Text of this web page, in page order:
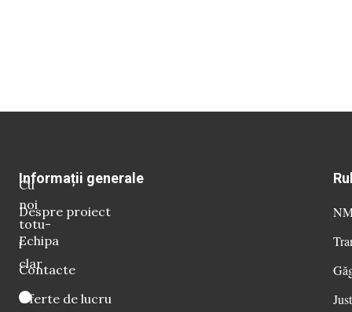
Cu
noi
totu-
i
clar
Informații generale
Despre proiect
Echipa
Contacte
Oferte de lucru